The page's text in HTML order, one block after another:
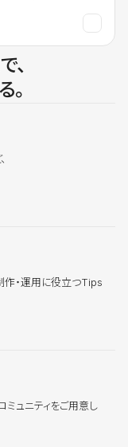
、
。
作・運用に役立つTips
ュニティをご用意し